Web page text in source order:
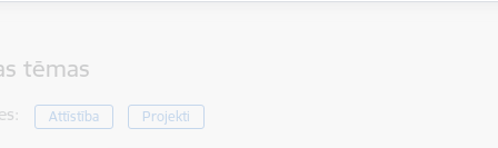
tēmas
Attīstība Projekti